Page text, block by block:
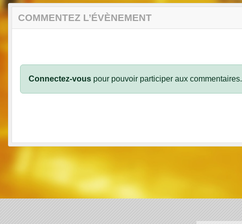
COMMENTEZ L’ÉVÈNEMENT
Connectez-vous pour pouvoir participer aux commentaires.